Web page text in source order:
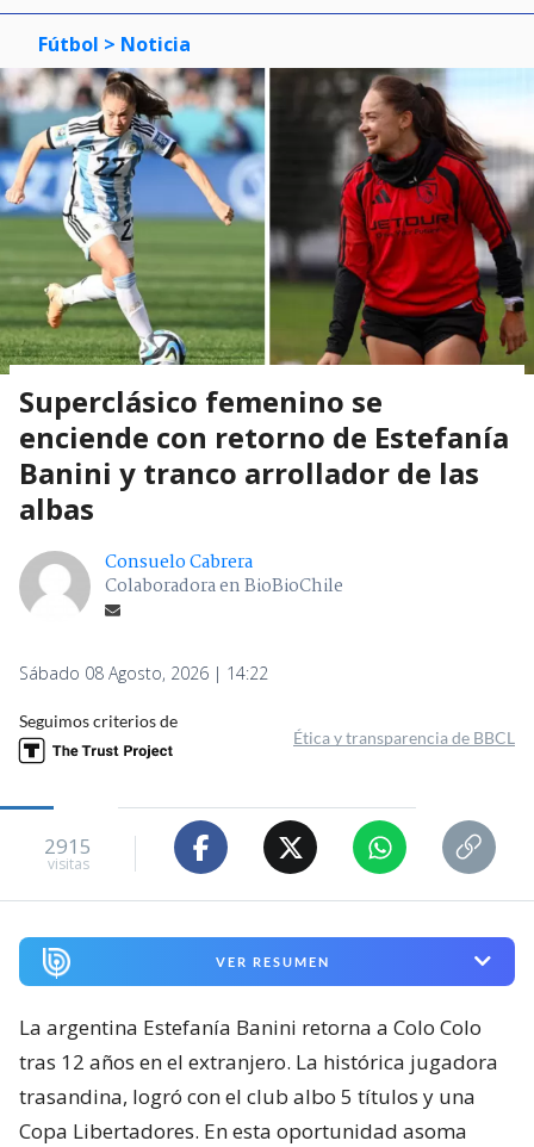
Fútbol > Noticia
Superclásico femenino se
enciende con retorno de Estefanía
Banini y tranco arrollador de las
albas
Consuelo Cabrera
Colaboradora en BioBioChile
Sábado 08 Agosto, 2026 | 14:22
Seguimos criterios de
Ética y transparencia de BBCL
2915
visitas
VER RESUMEN
La argentina Estefanía Banini retorna a Colo Colo
tras 12 años en el extranjero. La histórica jugadora
trasandina, logró con el club albo 5 títulos y una
Copa Libertadores. En esta oportunidad asoma